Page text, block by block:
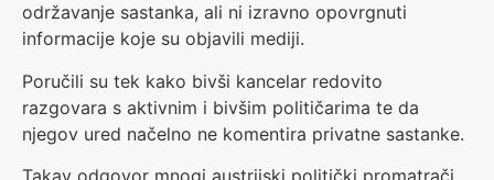
održavanje sastanka, ali ni izravno opovrgnuti
informacije koje su objavili mediji.
Poručili su tek kako bivši kancelar redovito
razgovara s aktivnim i bivšim političarima te da
njegov ured načelno ne komentira privatne sastanke.
Takav odgovor mnogi austrijski politički promatrači